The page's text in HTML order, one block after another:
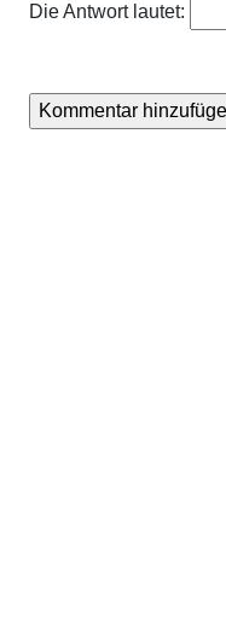
Die Antwort lautet: